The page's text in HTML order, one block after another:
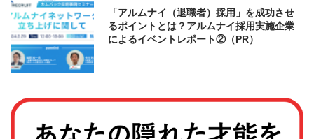
「アルムナイ（退職者）採用」を成功させ
るポイントとは？アルムナイ採用実施企業
によるイベントレポート②（PR）